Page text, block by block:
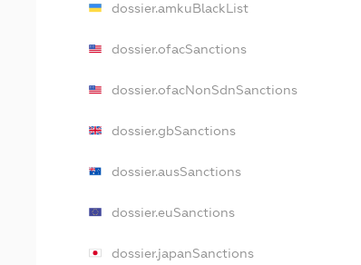
dossier.amkuBlackList
dossier.ofacSanctions
dossier.ofacNonSdnSanctions
dossier.gbSanctions
dossier.ausSanctions
dossier.euSanctions
dossier.japanSanctions